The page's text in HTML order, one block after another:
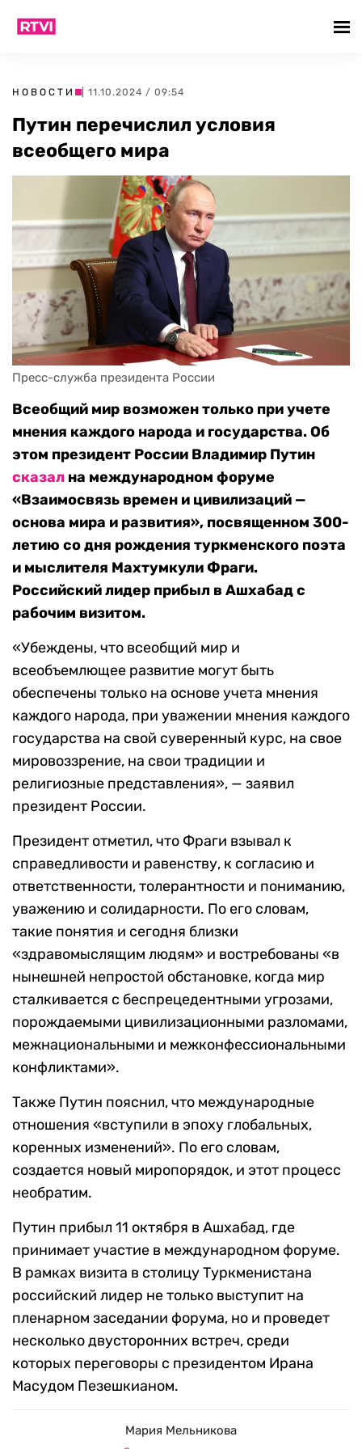
НОВОСТИ | 11.10.2024 / 09:54
Путин перечислил условия
всеобщего мира
Пресс-служба президента России
Всеобщий мир возможен только при учете
мнения каждого народа и государства. Об
этом президент России Владимир Путин
сказал на международном форуме
«Взаимосвязь времен и цивилизаций —
основа мира и развития», посвященном 300-
летию со дня рождения туркменского поэта
и мыслителя Махтумкули Фраги.
Российский лидер прибыл в Ашхабад с
рабочим визитом.
«Убеждены, что всеобщий мир и
всеобъемлющее развитие могут быть
обеспечены только на основе учета мнения
каждого народа, при уважении мнения каждого
государства на свой суверенный курс, на свое
мировоззрение, на свои традиции и
религиозные представления», — заявил
президент России.
Президент отметил, что Фраги взывал к
справедливости и равенству, к согласию и
ответственности, толерантности и пониманию,
уважению и солидарности. По его словам,
такие понятия и сегодня близки
«здравомыслящим людям» и востребованы «в
нынешней непростой обстановке, когда мир
сталкивается с беспрецедентными угрозами,
порождаемыми цивилизационными разломами,
межнациональными и межконфессиональными
конфликтами».
Также Путин пояснил, что международные
отношения «вступили в эпоху глобальных,
коренных изменений». По его словам,
создается новый миропорядок, и этот процесс
необратим.
Путин прибыл 11 октября в Ашхабад, где
принимает участие в международном форуме.
В рамках визита в столицу Туркменистана
российский лидер не только выступит на
пленарном заседании форума, но и проведет
несколько двусторонних встреч, среди
которых переговоры с президентом Ирана
Масудом Пезешкианом.
Мария Мельникова